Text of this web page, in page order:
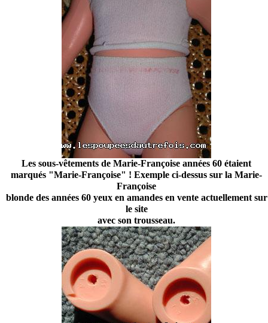
Les sous-vêtements de Marie-Françoise années 60 étaient
marqués "Marie-Françoise" ! Exemple ci-dessus sur la Marie-
Françoise
blonde des années 60 yeux en amandes en vente actuellement sur
le site
avec son trousseau.